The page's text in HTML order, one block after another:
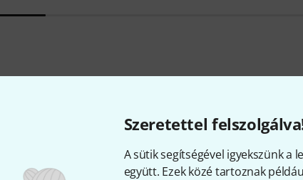
Szeretettel
A sütik segítségével igyekszünk a
együtt. Ezek közé tartoznak